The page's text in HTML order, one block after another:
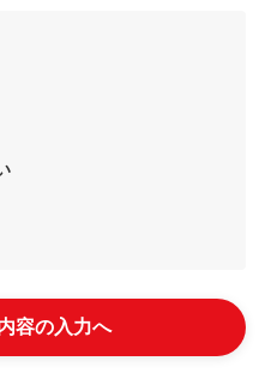
容の入力へ